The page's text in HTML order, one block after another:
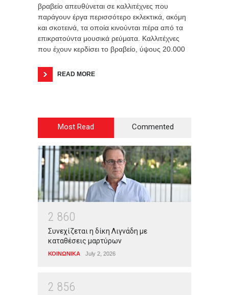
βραβείο απευθύνεται σε καλλιτέχνες που
παράγουν έργα περισσότερο εκλεκτικά, ακόμη
και σκοτεινά, τα οποία κινούνται πέρα από τα
επικρατούντα μουσικά ρεύματα. Καλλιτέχνες
που έχουν κερδίσει το βραβείο, ύψους 20.000
READ MORE
Most Read Commented
2 860
Συνεχίζεται η δίκη Λιγνάδη με
καταθέσεις μαρτύρων
ΚΟΙΝΩΝΙΚΑ July 2, 2026
2 856